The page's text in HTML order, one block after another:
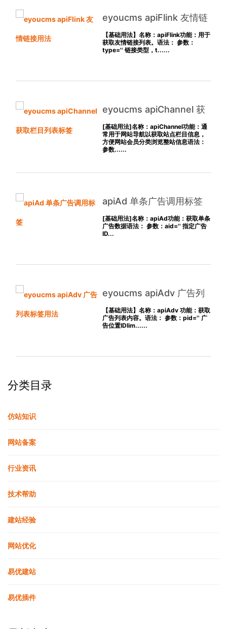
eyoucms apiFlink 友情链
接用法
【基础用法】名称：apiFlink功能：用于
获取友情链接列表。语法： 参数：
type='' 链接类型，t......
eyoucms apiChannel 获
取栏目列表标签
[基础用法]名称：apiChannel功能：通
常用于网站导航以获取站点栏目信息，
方便网站会员分类浏览整站信息语法：
参数......
apiAd 单条广告调用标签
[基础用法]名称：apiAd功能：获取单条
广告数据语法： 参数：aid='' 指定广告
ID...
eyoucms apiAdv 广告列
表标签用法
【基础用法】名称：apiAdv 功能：获取
广告列表内容。语法： 参数：pid='' 广
告位置IDlim......
分类目录
仿站知识
网站备案
行业资讯
技术帮助
建站经验
网站优化
易优建站
易优插件